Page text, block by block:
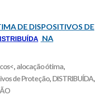
DE DISPOSITIVOS DE
NA
, alocação ótima,
de Proteção, DISTRIBUÍDA,